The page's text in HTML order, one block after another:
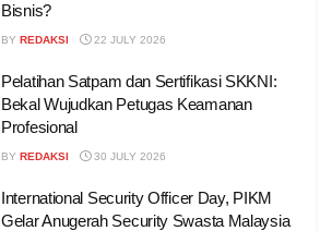
Bisnis?
BY REDAKSI 22 JULY 2026
Pelatihan Satpam dan Sertifikasi SKKNI:
Bekal Wujudkan Petugas Keamanan
Profesional
BY REDAKSI 30 JULY 2026
International Security Officer Day, PIKM
Gelar Anugerah Security Swasta Malaysia